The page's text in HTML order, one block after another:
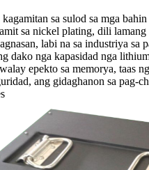
sa sulod sa mga bahin
sa nickel plating, dili lamang
labi na sa industriya sa
dako nga kapasidad nga
epekto sa memorya, taas
ang gidaghanon sa pag-